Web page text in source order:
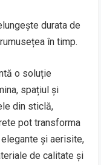
durata de
în timp.
o soluție
spațiul și
din sticlă,
pot transforma
și aerisite,
de calitate și